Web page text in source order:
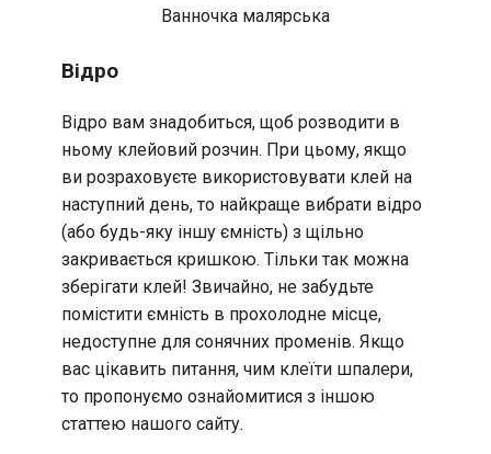
Ванночка малярська
Відро
Відро вам знадобиться, щоб розводити в
ньому клейовий розчин. При цьому, якщо
ви розраховуєте використовувати клей на
наступний день, то найкраще вибрати відро
(або будь-яку іншу ємність) з щільно
закривається кришкою. Тільки так можна
зберігати клей! Звичайно, не забудьте
помістити ємність в прохолодне місце,
недоступне для сонячних променів. Якщо
вас цікавить питання, чим клеїти шпалери,
то пропонуємо ознайомитися з іншою
статтею нашого сайту.